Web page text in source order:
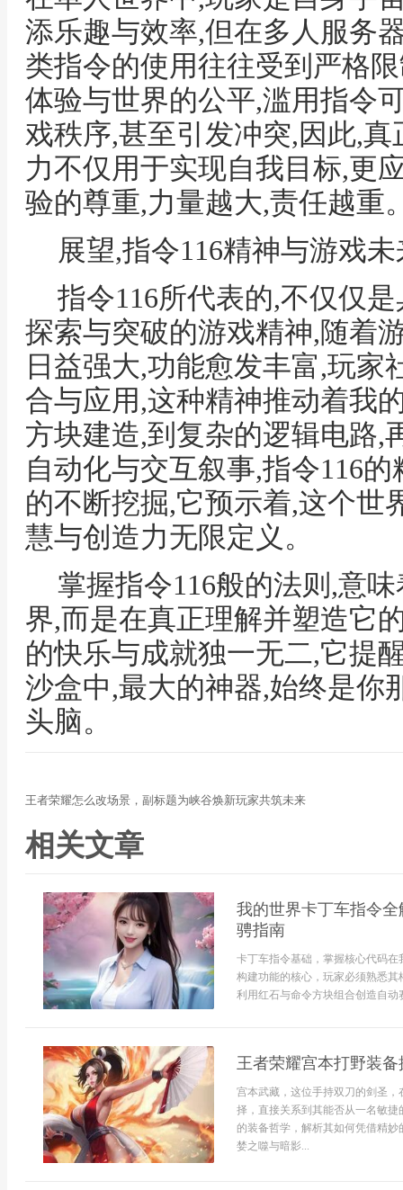
添乐趣与效率,但在多人服务
类指令的使用往往受到严格
体验与世界的公平,滥用指令
戏秩序,甚至引发冲突,因此,
力不仅用于实现自我目标,更
验的尊重,力量越大,责任越重
展望,指令116精神与游戏
指令116所代表的,不仅仅
探索与突破的游戏精神,随着
日益强大,功能愈发丰富,玩家
合与应用,这种精神推动着我
方块建造,到复杂的逻辑电路,
自动化与交互叙事,指令116
的不断挖掘,它预示着,这个世
慧与创造力无限定义。
掌握指令116般的法则,意
界,而是在真正理解并塑造它
的快乐与成就独一无二,它提
沙盒中,最大的神器,始终是你
头脑。
王者荣耀怎么改场景，副标题为峡谷焕新玩家共筑未来
相关文章
我的世界卡丁车指令
骋指南
卡丁车指令基础，掌握核心代码
构建功能的核心，玩家必须熟悉
利用红石与命令方块组合创造自
王者荣耀宫本打野装
宫本武藏，这位手持双刀的剑圣
择，直接关系到其能否从一名敏
的装备哲学，解析其如何凭借精
婪之噬与暗影...